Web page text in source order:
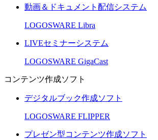
動画＆ドキュメント配信システム
LOGOSWARE Libra
LIVEセミナーシステム
LOGOSWARE GigaCast
コンテンツ作成ソフト
デジタルブック作成ソフト
LOGOSWARE FLIPPER
プレゼン型コンテンツ作成ソフト